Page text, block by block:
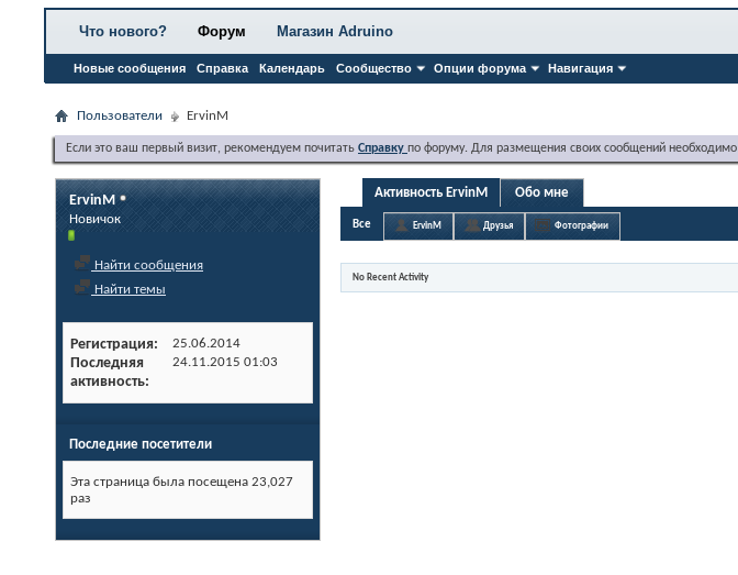
Что нового? Форум
Новые сообщения Справка Календарь Сообщество Опции форума Навигация
Магазин Adruino
Пользователи ErvinM
Если это ваш первый визит, рекомендуем почитать Справку по форуму. Для размещения своих сообщений необходимо
ErvinM
Новичок
Найти сообщения
Найти темы
Регистрация 25.06.2014
Последняя
активность
24.11.2015 01:03
Последние посетители
Эта страница была посещена 23,027
раз
Активность ErvinM Обо мне
Все ErvinM Друзья Фотографии
No Recent Activity